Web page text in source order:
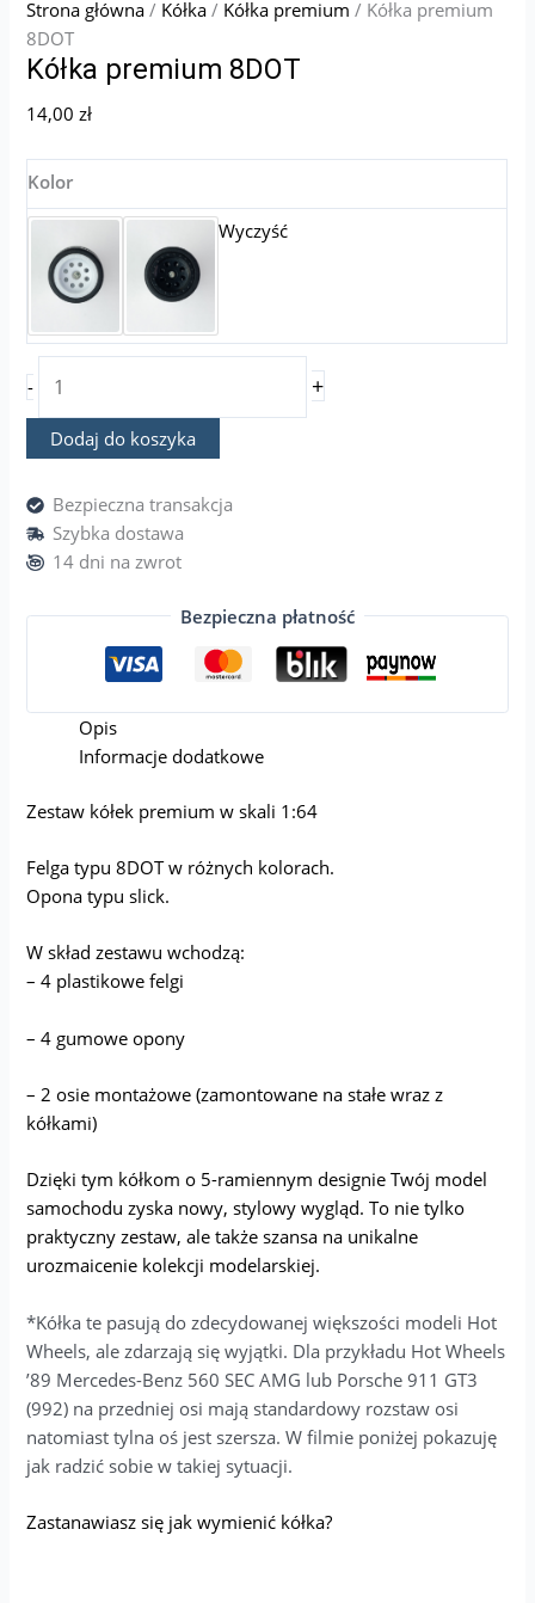
Strona główna / Kółka / Kółka premium / Kółka premium
8DOT
Kółka premium 8DOT
14,00zł
Kolor
Wyczyść
- +
Dodaj do koszyka
Bezpieczna transakcja
Szybka dostawa
14 dni na zwrot
Bezpieczna płatność
Opis
Informacje dodatkowe
Zestaw kółek premium w skali 1:64
Felga typu 8DOT w różnych kolorach.
Opona typu slick.
W skład zestawu wchodzą:
– 4 plastikowe felgi
– 4 gumowe opony
– 2 osie montażowe (zamontowane na stałe wraz z
kółkami)
Dzięki tym kółkom o 5-ramiennym designie Twój model
samochodu zyska nowy, stylowy wygląd. To nie tylko
praktyczny zestaw, ale także szansa na unikalne
urozmaicenie kolekcji modelarskiej.
*Kółka te pasują do zdecydowanej większości modeli Hot
Wheels, ale zdarzają się wyjątki. Dla przykładu Hot Wheels
’89 Mercedes-Benz 560 SEC AMG lub Porsche 911 GT3
(992) na przedniej osi mają standardowy rozstaw osi
natomiast tylna oś jest szersza. W filmie poniżej pokazuję
jak radzić sobie w takiej sytuacji.
Zastanawiasz się jak wymienić kółka?